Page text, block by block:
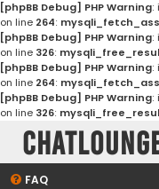
[phpBB Debug] PHP Warning:
on line 264:
[phpBB Debug] PHP Warning:
on line 326:
[phpBB Debug] PHP Warning:
on line 264:
[phpBB Debug] PHP Warning:
on line 326:
FAQ